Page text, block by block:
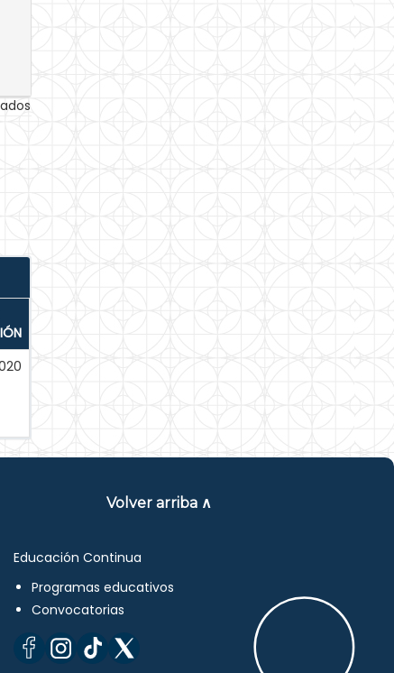
Volver arriba ∧
Educación Continua
Programas educativos
Convocatorias